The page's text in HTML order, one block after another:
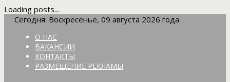
Loading posts...
Сегодня: Воскресенье, 09 августа 2026 года
О НАС
ВАКАНСИИ
КОНТАКТЫ
РАЗМЕЩЕНИЕ РЕКЛАМЫ